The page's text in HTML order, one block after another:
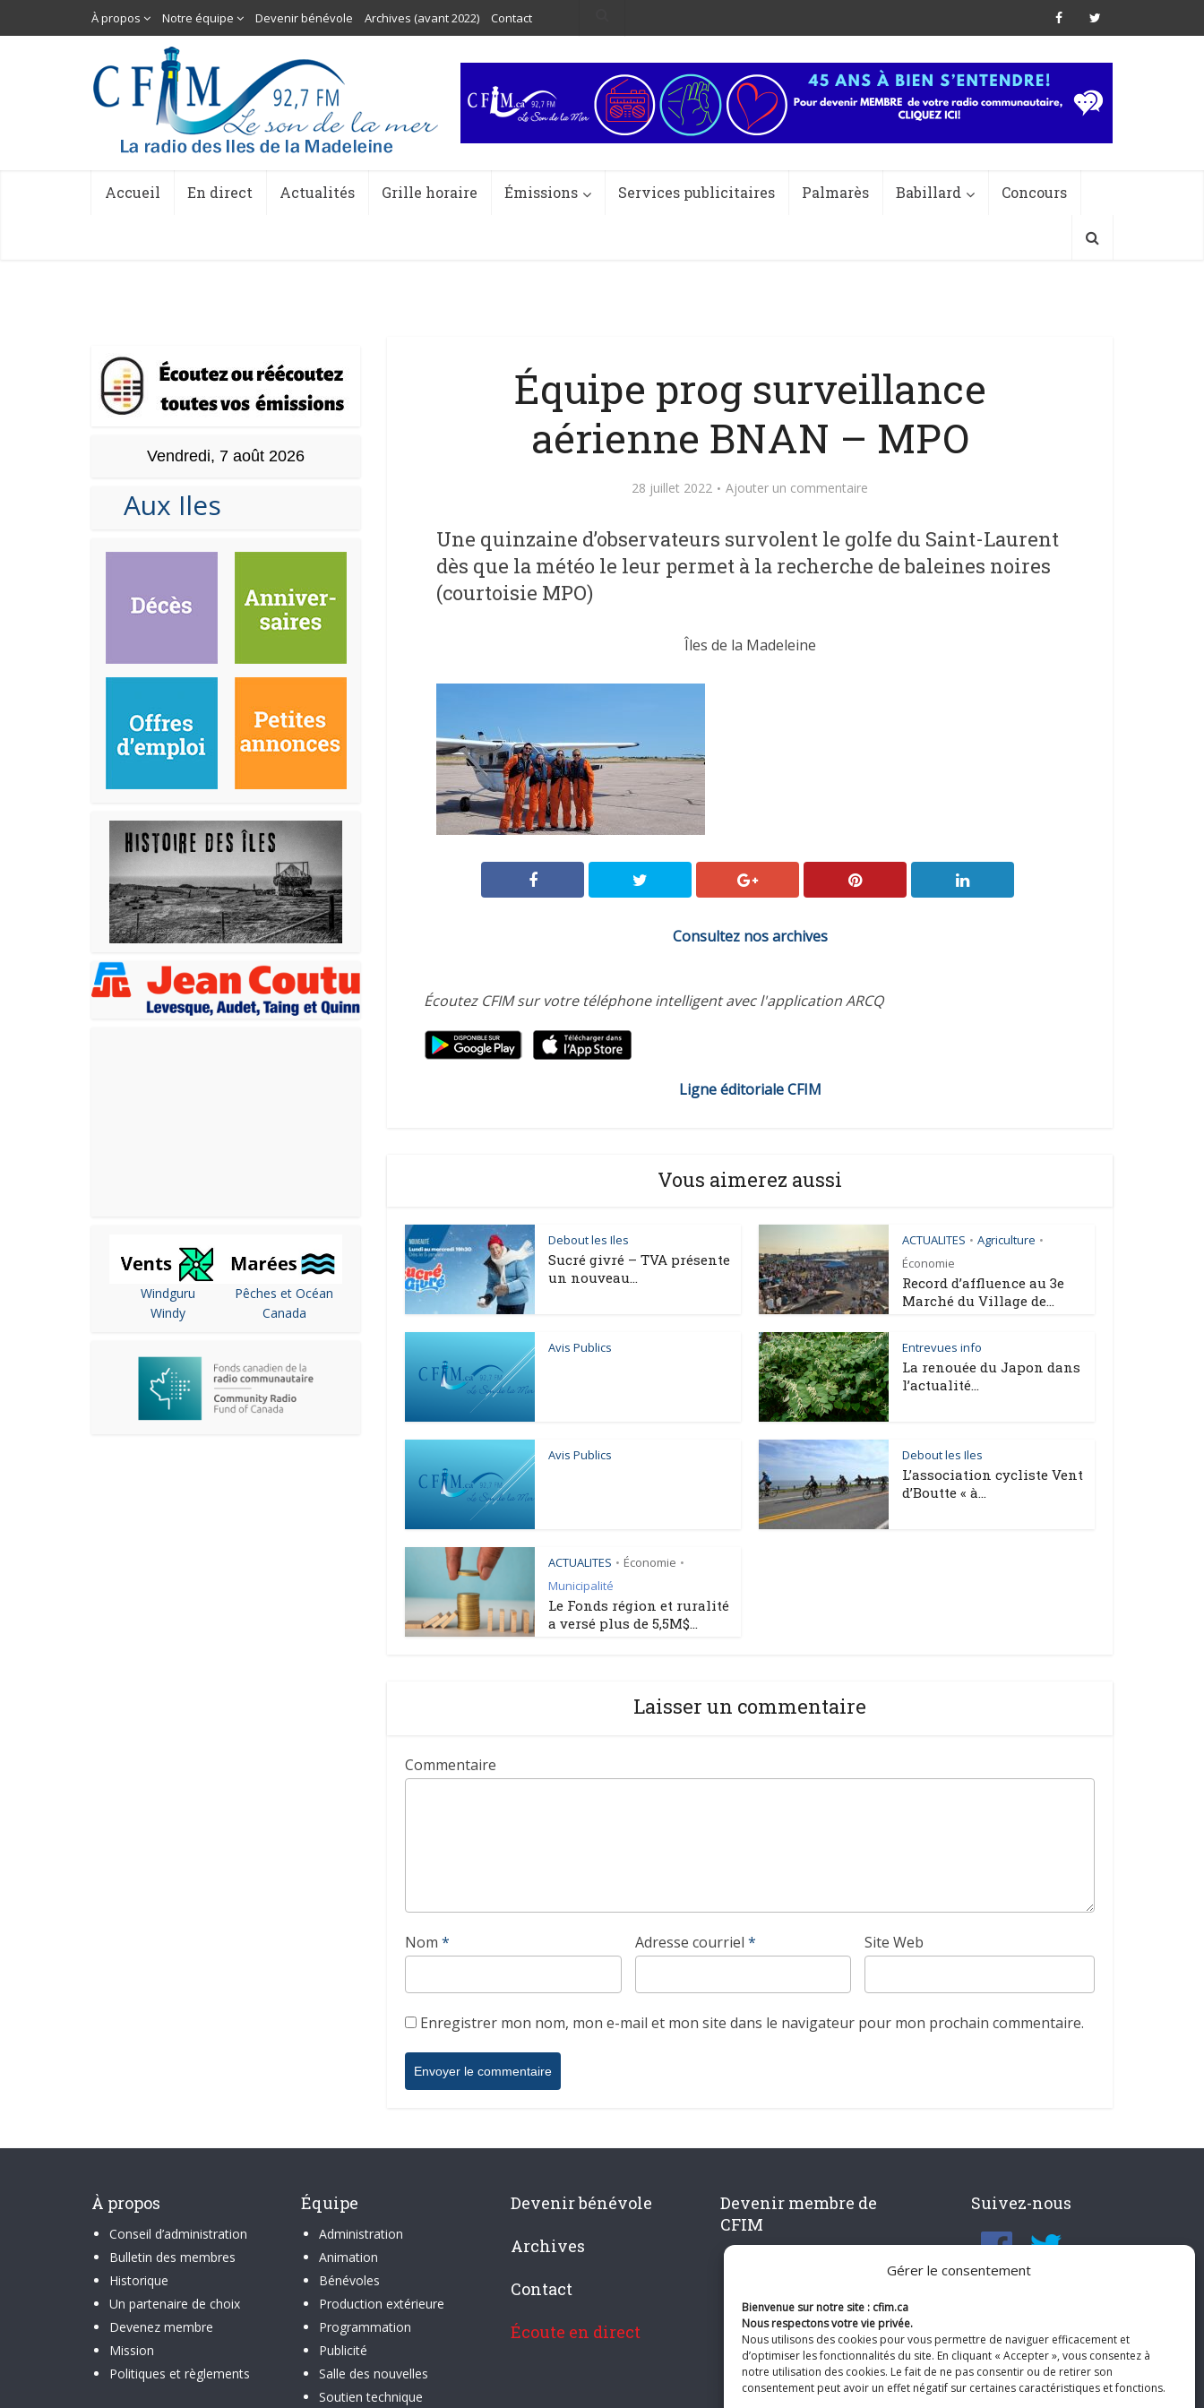
Gérer le consentement
Bienvenue sur notre site : cfim.ca
Nous respectons votre vie privée.
Nous utilisons des cookies pour vous permettre de naviguer efficacement et
d’optimiser les fonctionnalités du site. En cliquant « Accepter », vous consentez à
notre utilisation des cookies. Le fait de ne pas consentir ou de retirer son
consentement peut avoir un effet négatif sur certaines caractéristiques et fonctions.
À propos Notre équipe Devenir bénévole Archives (avant 2022) Contact
Accueil En direct Actualités Grille horaire Émissions Services publicitaires Palmarès Babillard Concours
Vendredi, 7 août 2026
Aux Iles
Windguru
Windy
Pêches et Océan
Canada
Équipe prog surveillance
aérienne BNAN – MPO
28 juillet 2022 Ajouter un commentaire
Une quinzaine d’observateurs survolent le golfe du Saint-Laurent
dès que la météo le leur permet à la recherche de baleines noires
(courtoisie MPO)
Îles de la Madeleine
Consultez nos archives
Écoutez CFIM sur votre téléphone intelligent avec l'application ARCQ
Ligne éditoriale CFIM
Vous aimerez aussi
Debout les Iles
Sucré givré – TVA présente
un nouveau...
ACTUALITES • Agriculture •
Économie
Record d’affluence au 3e
Marché du Village de...
Avis Publics Entrevues info
La renouée du Japon dans
l’actualité...
Avis Publics Debout les Iles
L’association cycliste Vent
d’Boutte « à...
ACTUALITES • Économie •
Municipalité
Le Fonds région et ruralité
a versé plus de 5,5M$...
Laisser un commentaire
Commentaire
Nom * Adresse courriel * Site Web
Enregistrer mon nom, mon e-mail et mon site dans le navigateur pour mon prochain commentaire.
À propos
Conseil d’administration
Bulletin des membres
Historique
Un partenaire de choix
Devenez membre
Mission
Politiques et règlements
Équipe
Administration
Animation
Bénévoles
Production extérieure
Programmation
Publicité
Salle des nouvelles
Soutien technique
Devenir bénévole
Archives
Contact
Écoute en direct
Devenir membre de
CFIM
Suivez-nous